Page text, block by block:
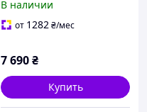
В наличии
от 1282₴/мес
7 690₴
Купить